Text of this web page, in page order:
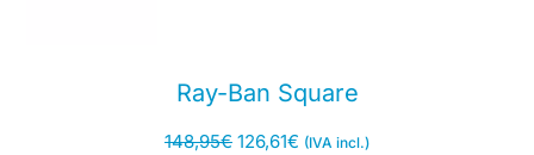
Ray-Ban Square
148,95€ 126,61€ (IVA incl.)